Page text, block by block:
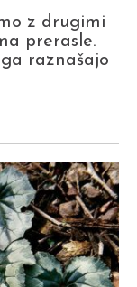
z drugimi
prerasle.
raznašajo